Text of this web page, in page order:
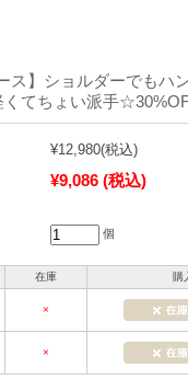
ス】ショルダーでもハ
くてちょい派手
¥12,980(税込)
¥9,086 (税込)
個
在庫 購
×
×